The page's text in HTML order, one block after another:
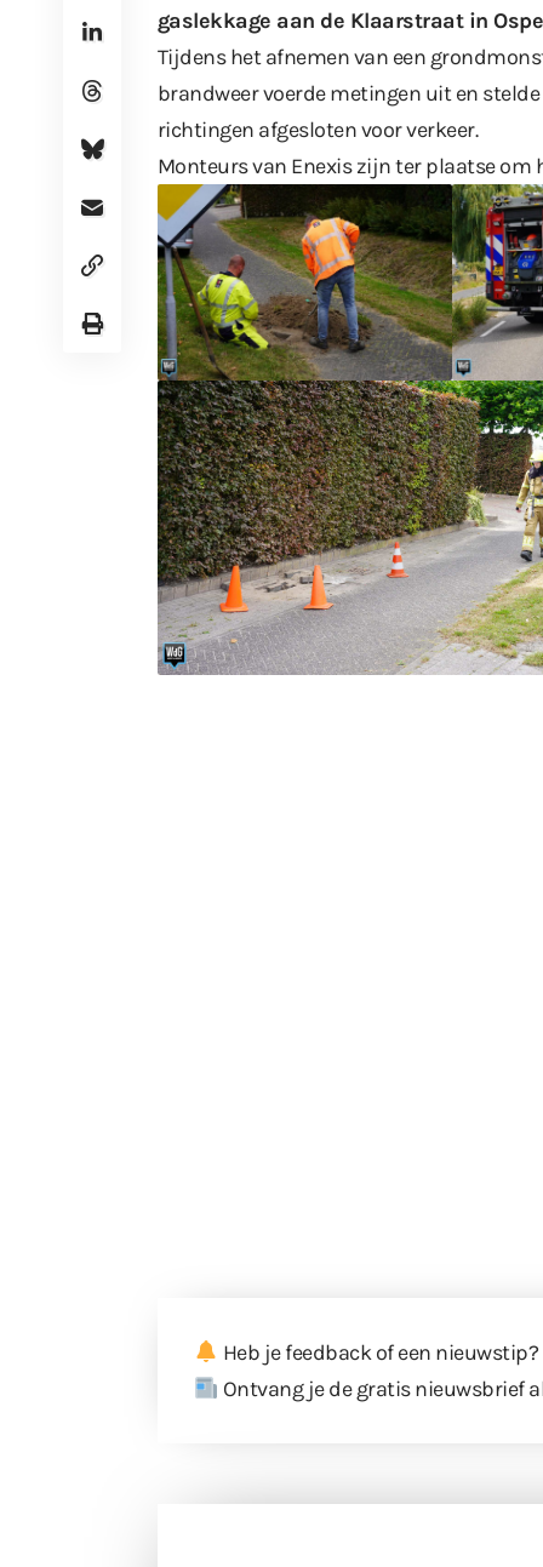
gaslekkage aan de Klaarstraat in
Tijdens het afnemen van een
brandweer voerde metingen uit en
richtingen afgesloten voor verkeer.
Monteurs van Enexis zijn ter plaatse om
Heb je feedback of een
Ontvang je de gratis nieuwsbrief